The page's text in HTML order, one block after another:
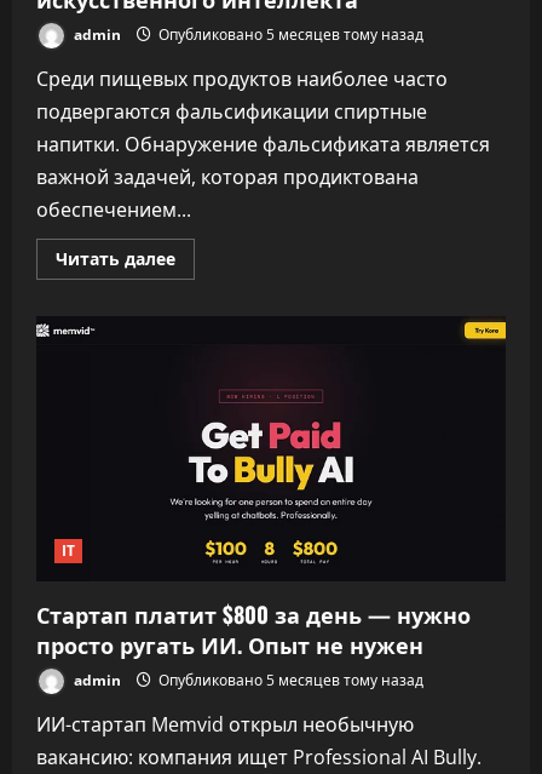
admin Опубликовано 5 месяцев тому назад
Среди пищевых продуктов наиболее часто
подвергаются фальсификации спиртные
напитки. Обнаружение фальсификата является
важной задачей, которая продиктована
обеспечением...
Читать далееПрочитать
больше
помощью
искусственного
интеллекта
IT
Стартап платит $800 за день — нужно
просто ругать ИИ. Опыт не нужен
admin Опубликовано 5 месяцев тому назад
ИИ-стартап Memvid открыл необычную
вакансию: компания ищет Professional AI Bully.